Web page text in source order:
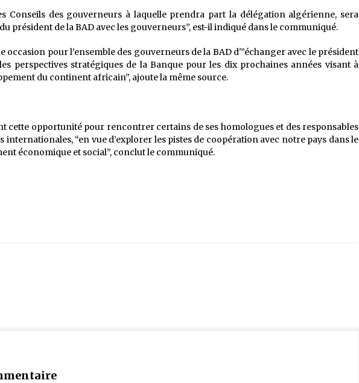
Conseils des gouverneurs à laquelle prendra part la délégation algérienne, sera
président de la BAD avec les gouverneurs”, est-il indiqué dans le communiqué.
pour l’ensemble des gouverneurs de la BAD d'”échanger avec le président
perspectives stratégiques de la Banque pour les dix prochaines années visant à
du continent africain”, ajoute la même source.
cette opportunité pour rencontrer certains de ses homologues et des responsables
internationales, “en vue d’explorer les pistes de coopération avec notre pays dans le
économique et social”, conclut le communiqué.